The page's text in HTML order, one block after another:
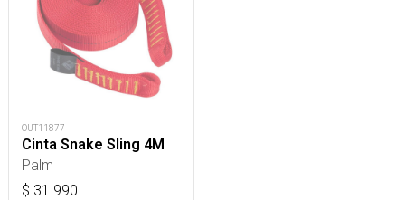
OUT11877
Cinta Snake Sling 4M
Palm
$ 31.990